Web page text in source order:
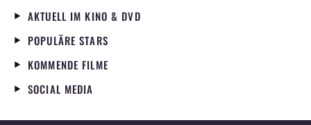
AKTUELL IM KINO & DVD
POPULÄRE STARS
KOMMENDE FILME
SOCIAL MEDIA